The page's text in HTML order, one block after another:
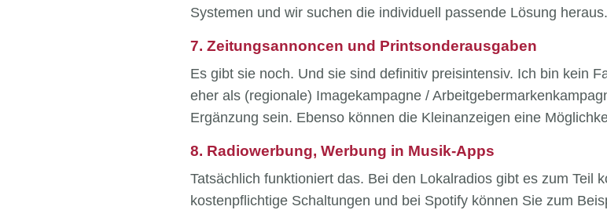
Systemen und wir suchen die individuell passende Lösung heraus.
7. Zeitungsannoncen und Printsonderausgaben
Es gibt sie noch. Und sie sind definitiv preisintensiv. Ich bin kein
eher als (regionale) Imagekampagne /
Ergänzung sein. Ebenso können die Kleinanzeigen eine
8. Radiowerbung, Werbung in Musik-Apps
Tatsächlich funktioniert das. Bei den Lokalradios gibt es zum Teil
kostenpflichtige Schaltungen und bei Spotify können Sie zum